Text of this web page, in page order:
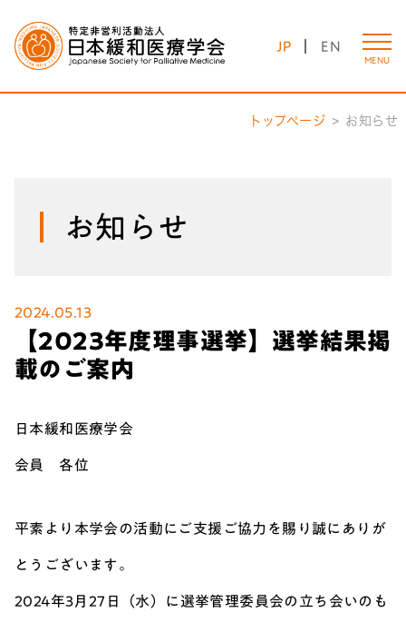
JP EN
MENU
トップページ お知らせ
お知らせ
2024.05.13
【2023年度理事選挙】選挙結果掲
載のご案内
日本緩和医療学会
会員 各位
平素より本学会の活動にご支援ご協力を賜り誠にありが
とうございます。
2024年3月27日（水）に選挙管理委員会の立ち会いのも